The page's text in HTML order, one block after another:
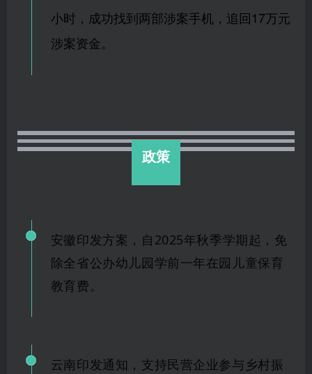
小时，成功找到两部涉案手机，追回17万元
涉案资金。
政策
安徽印发方案，自2025年秋季学期起，免
除全省公办幼儿园学前一年在园儿童保育
教育费。
云南印发通知，支持民营企业参与乡村振